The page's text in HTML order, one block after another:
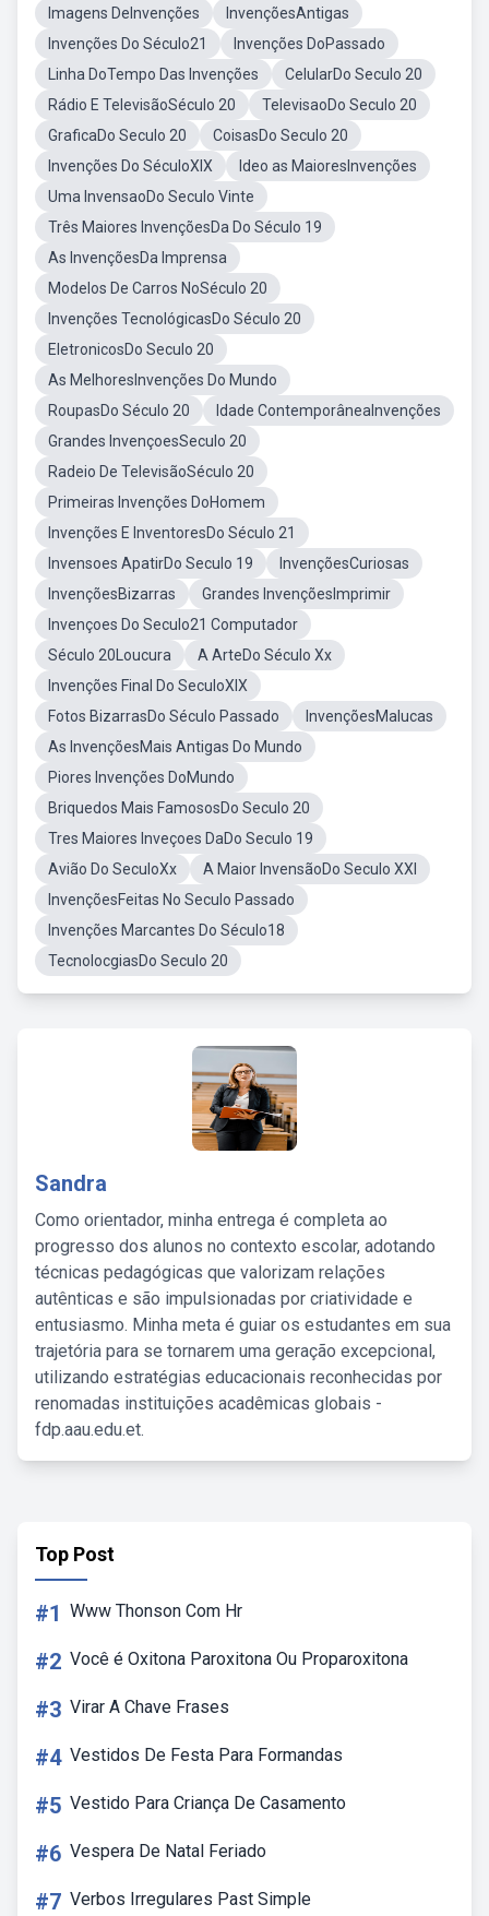
Imagens DeInvenções
InvençõesAntigas
Invenções Do Século21
Invenções DoPassado
Linha DoTempo Das Invenções
CelularDo Seculo 20
Rádio E TelevisãoSéculo 20
TelevisaoDo Seculo 20
GraficaDo Seculo 20
CoisasDo Seculo 20
Invenções Do SéculoXIX
Ideo as MaioresInvenções
Uma InvensaoDo Seculo Vinte
Três Maiores InvençõesDa Do Século 19
As InvençõesDa Imprensa
Modelos De Carros NoSéculo 20
Invenções TecnológicasDo Século 20
EletronicosDo Seculo 20
As MelhoresInvenções Do Mundo
RoupasDo Século 20
Idade ContemporâneaInvenções
Grandes InvençoesSeculo 20
Radeio De TelevisãoSéculo 20
Primeiras Invenções DoHomem
Invenções E InventoresDo Século 21
Invensoes ApatirDo Seculo 19
InvençõesCuriosas
InvençõesBizarras
Grandes InvençõesImprimir
Invençoes Do Seculo21 Computador
Século 20Loucura
A ArteDo Século Xx
Invenções Final Do SeculoXIX
Fotos BizarrasDo Século Passado
InvençõesMalucas
As InvençõesMais Antigas Do Mundo
Piores Invenções DoMundo
Briquedos Mais FamososDo Seculo 20
Tres Maiores Inveçoes DaDo Seculo 19
Avião Do SeculoXx
A Maior InvensãoDo Seculo XXI
InvençõesFeitas No Seculo Passado
Invenções Marcantes Do Século18
TecnolocgiasDo Seculo 20
Sandra
Como orientador, minha entrega é completa ao
progresso dos alunos no contexto escolar, adotando
técnicas pedagógicas que valorizam relações
autênticas e são impulsionadas por criatividade e
entusiasmo. Minha meta é guiar os estudantes em sua
trajetória para se tornarem uma geração excepcional,
utilizando estratégias educacionais reconhecidas por
renomadas instituições acadêmicas globais -
fdp.aau.edu.et.
Top Post
#1 Www Thonson Com Hr
#2 Você é Oxitona Paroxitona Ou Proparoxitona
#3 Virar A Chave Frases
#4 Vestidos De Festa Para Formandas
#5 Vestido Para Criança De Casamento
#6 Vespera De Natal Feriado
#7 Verbos Irregulares Past Simple